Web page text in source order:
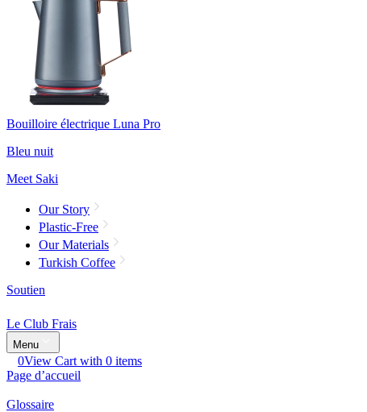
Bouilloire électrique Luna Pro
Bleu nuit
Meet Saki
Our Story
Plastic-Free
Our Materials
Turkish Coffee
Soutien
Le Club Frais
Menu
0View Cart with 0 items
Page d’accueil
Glossaire